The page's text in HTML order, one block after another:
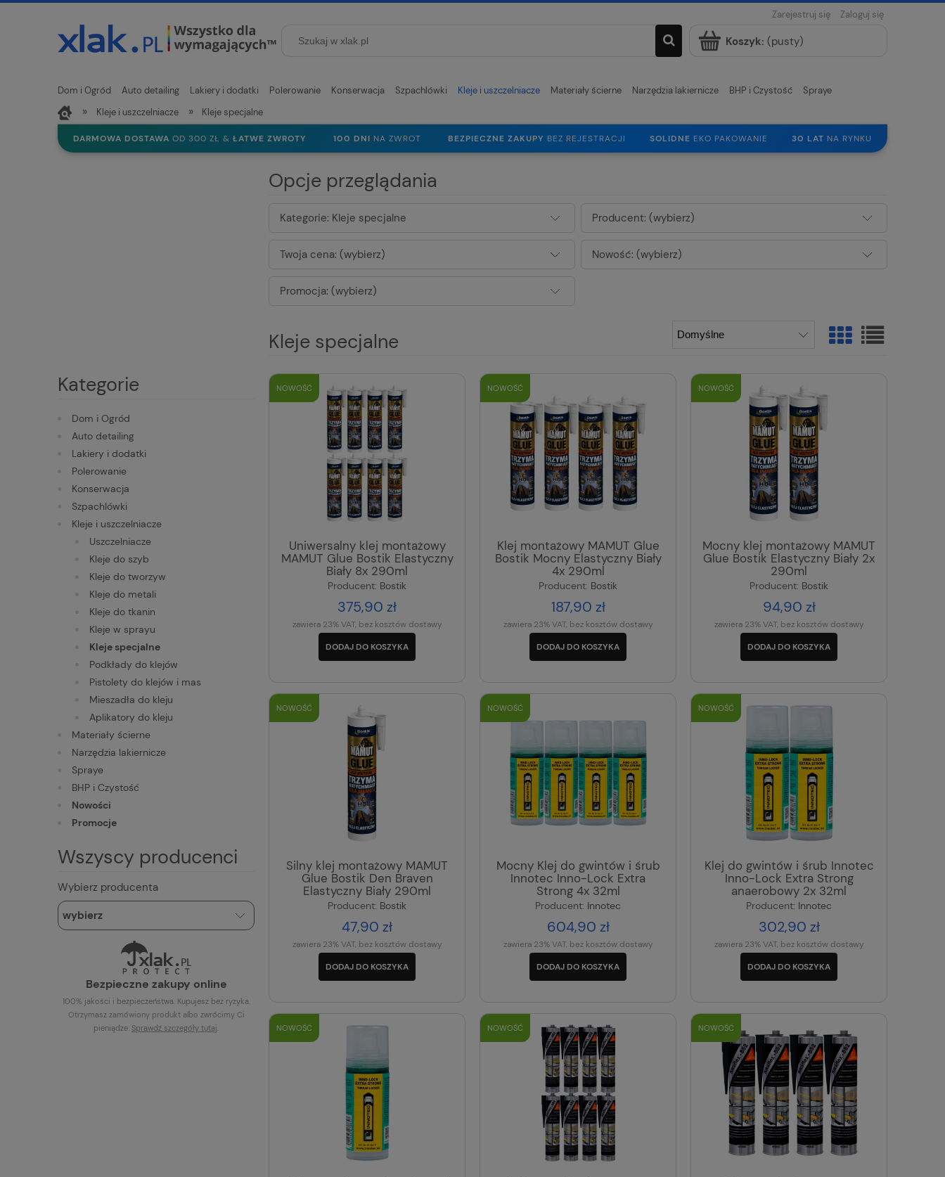
Zarejestruj się Zaloguj się
Koszyk: (pusty)
Dom i Ogród Auto detailing Lakiery i dodatki Polerowanie Konserwacja Szpachlówki Kleje i uszczelniacze Materiały ścierne Narzędzia lakiernicze BHP i Czystość Spraye
Nowości
» Kleje i uszczelniacze » Kleje specjalne
DARMOWA DOSTAWA OD 300 ZŁ & ŁATWE ZWROTY 100 DNI NA ZWROT BEZPIECZNE ZAKUPY BEZ REJESTRACJI SOLIDNE EKO PAKOWANIE 30 LAT NA RYNKU
Kategorie
Dom i Ogród
Auto detailing
Lakiery i dodatki
Polerowanie
Konserwacja
Szpachlówki
Kleje i uszczelniacze
Uszczelniacze
Kleje do szyb
Kleje do tworzyw
Kleje do metali
Kleje do tkanin
Kleje w sprayu
Kleje specjalne
Podkłady do klejów
Pistolety do klejów i mas
Mieszadła do kleju
Aplikatory do kleju
Materiały ścierne
Narzędzia lakiernicze
Spraye
BHP i Czystość
Nowości
Promocje
Wszyscy producenci
Wybierz producenta
Bezpieczne zakupy online
100% jakości i bezpieczeństwa. Kupujesz bez ryzyka.
Otrzymasz zamówiony produkt albo zwrócimy Ci
pieniądze. Sprawdź szczegóły tutaj
Opcje przeglądania
Kategorie: Kleje specjalne Producent: (wybierz)
Twoja cena: (wybierz) Nowość: (wybierz)
Promocja: (wybierz)
Kleje specjalne
Uniwersalny klej montażowy
MAMUT Glue Bostik Elastyczny
Biały 8x 290ml
Producent: Bostik
375,90 zł
zawiera 23% VAT, bez kosztów dostawy
DODAJ DO KOSZYKA
NOWOŚĆ
Klej montażowy MAMUT Glue
Bostik Mocny Elastyczny Biały
4x 290ml
Producent: Bostik
187,90 zł
zawiera 23% VAT, bez kosztów dostawy
DODAJ DO KOSZYKA
NOWOŚĆ
Mocny klej montażowy MAMUT
Glue Bostik Elastyczny Biały 2x
290ml
Producent: Bostik
94,90 zł
zawiera 23% VAT, bez kosztów dostawy
DODAJ DO KOSZYKA
NOWOŚĆ
Silny klej montażowy MAMUT
Glue Bostik Den Braven
Elastyczny Biały 290ml
Producent: Bostik
47,90 zł
zawiera 23% VAT, bez kosztów dostawy
DODAJ DO KOSZYKA
NOWOŚĆ
Mocny Klej do gwintów i śrub
Innotec Inno-Lock Extra
Strong 4x 32ml
Producent: Innotec
604,90 zł
zawiera 23% VAT, bez kosztów dostawy
DODAJ DO KOSZYKA
NOWOŚĆ
Klej do gwintów i śrub Innotec
Inno-Lock Extra Strong
anaerobowy 2x 32ml
Producent: Innotec
302,90 zł
zawiera 23% VAT, bez kosztów dostawy
DODAJ DO KOSZYKA
NOWOŚĆ
NOWOŚĆ NOWOŚĆ NOWOŚĆ